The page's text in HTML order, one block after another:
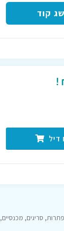
קוד
!
דיל
סריגים, מכנסיים,